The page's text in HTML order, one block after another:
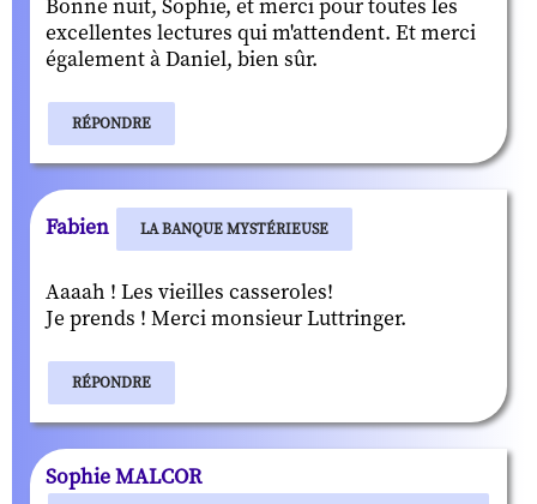
Bonne nuit, Sophie, et merci pour toutes les
excellentes lectures qui m'attendent. Et merci
également à Daniel, bien sûr.
RÉPONDRE
Fabien LA BANQUE MYSTÉRIEUSE
Aaaah ! Les vieilles casseroles!
Je prends ! Merci monsieur Luttringer.
RÉPONDRE
Sophie MALCOR